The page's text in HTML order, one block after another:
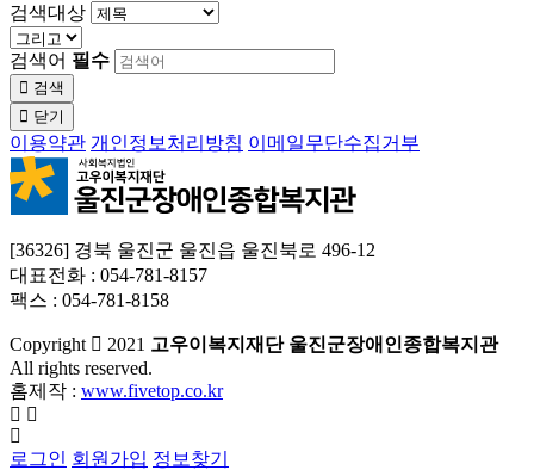
검색대상
검색어 필수
검색
닫기
이용약관 개인정보처리방침 이메일무단수집거부
[36326] 경북 울진군 울진읍 울진북로 496-12
대표전화 : 054-781-8157
팩스 : 054-781-8158
Copyright 2021 고우이복지재단 울진군장애인종합복지관
All rights reserved.
홈제작 : www.fivetop.co.kr
로그인 회원가입 정보찾기